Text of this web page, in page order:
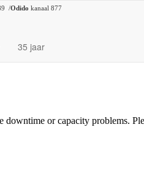
/Odido kanaal 877
35 jaar